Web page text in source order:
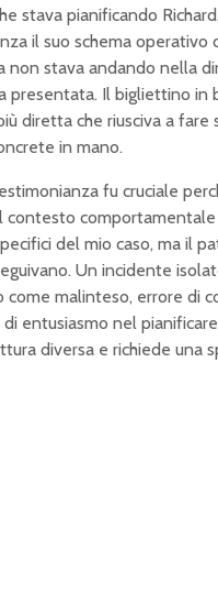
stava pianificando
il suo schema operativo
non stava andando nella
presentata. Il bigliettino in
diretta che riusciva a fare
in mano.
fu cruciale
contesto
del mio caso, ma il
Un incidente
come malinteso, errore di
di entusiasmo nel
diversa e richiede una